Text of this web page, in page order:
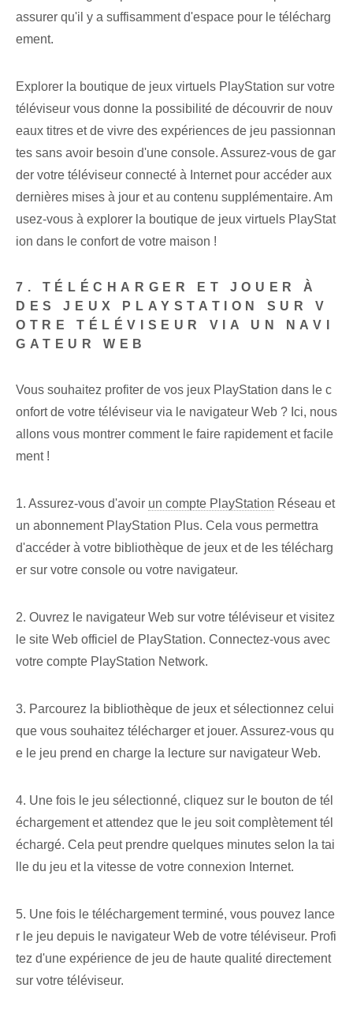
assurer qu'il y a suffisamment d'espace pour le télécharg
ement.
Explorer la boutique de jeux virtuels PlayStation sur votre
téléviseur vous donne la possibilité de découvrir de nouv
eaux titres et de vivre des expériences de jeu passionnan
tes sans avoir besoin d'une console. Assurez-vous de gar
der votre téléviseur connecté à Internet pour accéder aux
dernières mises à jour et au contenu supplémentaire. Am
usez-vous à explorer la boutique de jeux virtuels PlayStat
ion dans le confort de votre maison !
7. TÉLÉCHARGER ET JOUER À
DES JEUX PLAYSTATION SUR V
OTRE TÉLÉVISEUR VIA UN NAVI
GATEUR WEB
Vous souhaitez profiter de vos jeux PlayStation dans le c
onfort de votre téléviseur via le navigateur Web ? Ici, nous
allons vous montrer comment le faire rapidement et facile
ment !
1. Assurez-vous d'avoir un compte PlayStation Réseau et
un abonnement PlayStation Plus. Cela vous permettra
d'accéder à votre bibliothèque de jeux et de les télécharg
er sur votre console ou votre navigateur.
2. Ouvrez le navigateur Web sur votre téléviseur et visitez
le site Web officiel de PlayStation. Connectez-vous avec
votre compte PlayStation Network.
3. Parcourez la bibliothèque de jeux et sélectionnez celui
que vous souhaitez télécharger et jouer. Assurez-vous qu
e le jeu prend en charge la lecture sur navigateur Web.
4. Une fois le jeu sélectionné, cliquez sur le bouton de tél
échargement et attendez que le jeu soit complètement tél
échargé. Cela peut prendre quelques minutes selon la tai
lle du jeu et la vitesse de votre connexion Internet.
5. Une fois le téléchargement terminé, vous pouvez lance
r le jeu depuis le navigateur Web de votre téléviseur. Profi
tez d'une expérience de jeu de haute qualité directement
sur votre téléviseur.